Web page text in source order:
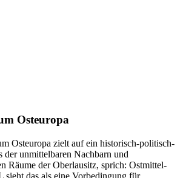
Osteuropa
Osteuropa zielt auf ein historisch-politisch-
der unmittelbaren Nachbarn und
Räume der Oberlausitz, sprich: Ostmittel-
sieht das als eine Vorbedingung für